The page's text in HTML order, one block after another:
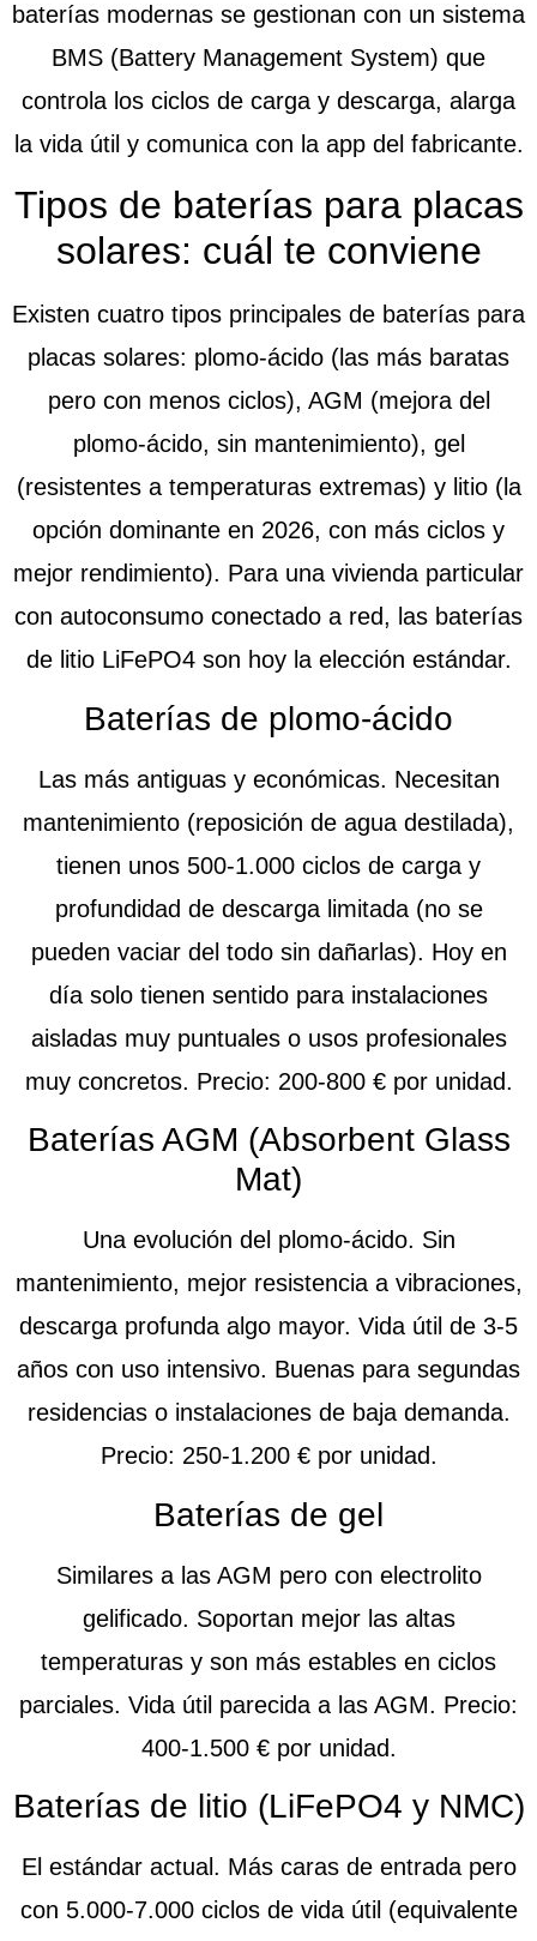
baterías modernas se gestionan con un sistema
BMS (Battery Management System) que
controla los ciclos de carga y descarga, alarga
la vida útil y comunica con la app del fabricante.
Tipos de baterías para placas
solares: cuál te conviene
Existen cuatro tipos principales de baterías para
placas solares: plomo-ácido (las más baratas
pero con menos ciclos), AGM (mejora del
plomo-ácido, sin mantenimiento), gel
(resistentes a temperaturas extremas) y litio (la
opción dominante en 2026, con más ciclos y
mejor rendimiento). Para una vivienda particular
con autoconsumo conectado a red, las baterías
de litio LiFePO4 son hoy la elección estándar.
Baterías de plomo-ácido
Las más antiguas y económicas. Necesitan
mantenimiento (reposición de agua destilada),
tienen unos 500-1.000 ciclos de carga y
profundidad de descarga limitada (no se
pueden vaciar del todo sin dañarlas). Hoy en
día solo tienen sentido para instalaciones
aisladas muy puntuales o usos profesionales
muy concretos. Precio: 200-800 € por unidad.
Baterías AGM (Absorbent Glass
Mat)
Una evolución del plomo-ácido. Sin
mantenimiento, mejor resistencia a vibraciones,
descarga profunda algo mayor. Vida útil de 3-5
años con uso intensivo. Buenas para segundas
residencias o instalaciones de baja demanda.
Precio: 250-1.200 € por unidad.
Baterías de gel
Similares a las AGM pero con electrolito
gelificado. Soportan mejor las altas
temperaturas y son más estables en ciclos
parciales. Vida útil parecida a las AGM. Precio:
400-1.500 € por unidad.
Baterías de litio (LiFePO4 y NMC)
El estándar actual. Más caras de entrada pero
con 5.000-7.000 ciclos de vida útil (equivalente